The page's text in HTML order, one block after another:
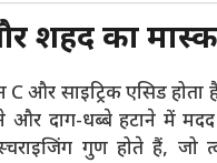
शहद का मास्क
C और साइट्रिक एसिड होता
और दाग-धब्बे हटाने में
गुण होते हैं, जो